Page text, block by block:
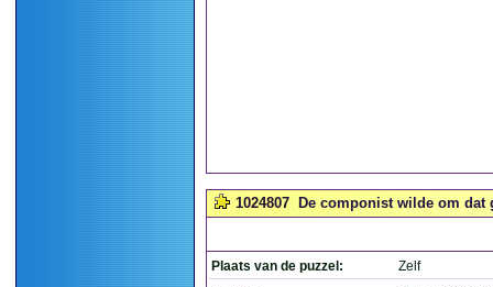
1024807 De componist wilde om dat
Plaats van de puzzel:
Zelf